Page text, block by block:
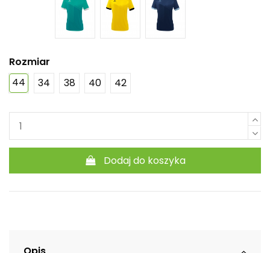
Rozmiar
44
34 38 40 42
Dodaj do koszyka